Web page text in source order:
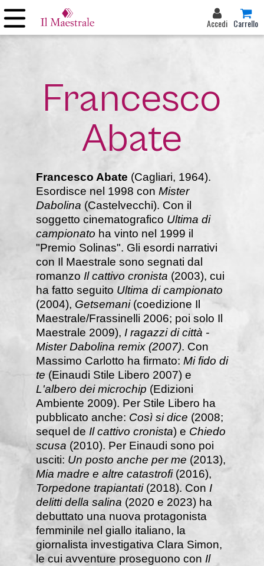
Accedi Carrello
Francesco
Abate
Francesco Abate (Cagliari, 1964).
Esordisce nel 1998 con Mister
Dabolina (Castelvecchi). Con il
soggetto cinematografico Ultima di
campionato ha vinto nel 1999 il
"Premio Solinas". Gli esordi narrativi
con Il Maestrale sono segnati dal
romanzo Il cattivo cronista (2003), cui
ha fatto seguito Ultima di campionato
(2004), Getsemani(coedizione Il
Maestrale/Frassinelli 2006; poi solo Il
Maestrale 2009), I ragazzi di città -
Mister Dabolina remix (2007). Con
Massimo Carlotto ha firmato: Mi fido di
te (Einaudi Stile Libero 2007) e
L'albero dei microchip (Edizioni
Ambiente 2009). Per Stile Libero ha
pubblicato anche: Così si dice (2008;
sequel de Il cattivo cronista) e Chiedo
scusa (2010). Per Einaudi sono poi
usciti: Un posto anche per me (2013),
Mia madre e altre catastrofi(2016),
Torpedone trapiantati(2018). Con I
delitti della salina (2020 e 2023) ha
debuttato una nuova protagonista
femminile nel giallo italiano, la
giornalista investigativa Clara Simon,
le cui avventure proseguono con Il